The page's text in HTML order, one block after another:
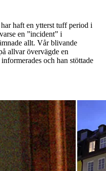
haft en ytterst tuff period i
en ”incident” i
allt. Vår blivande
allvar övervägde en
och han stöttade